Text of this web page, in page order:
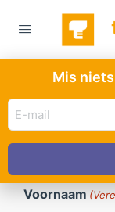
Voornaam
Mis
E-
mail
adres